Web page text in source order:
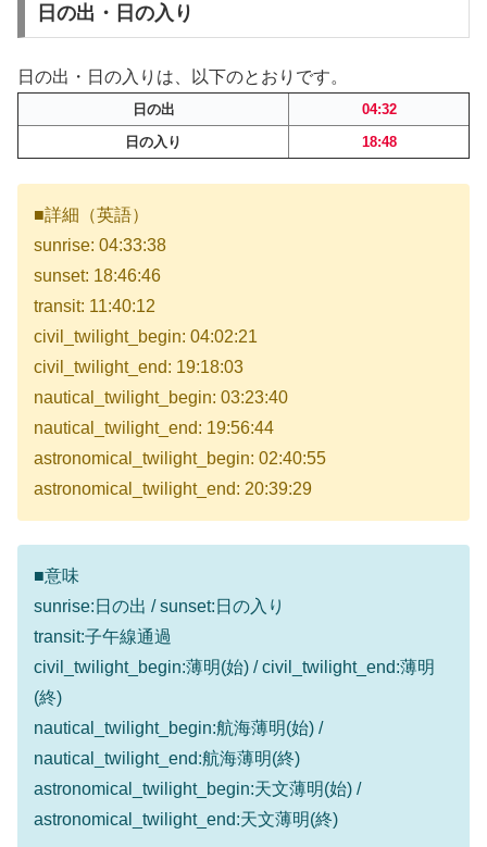
日の出・日の入り
日の出・日の入りは、以下のとおりです。
日の出
04:32
日の入り
18:48
■詳細（英語）
sunrise: 04:33:38
sunset: 18:46:46
transit: 11:40:12
civil_twilight_begin: 04:02:21
civil_twilight_end: 19:18:03
nautical_twilight_begin: 03:23:40
nautical_twilight_end: 19:56:44
astronomical_twilight_begin: 02:40:55
astronomical_twilight_end: 20:39:29
■意味
sunrise:日の出 / sunset:日の入り
transit:子午線通過
civil_twilight_begin:薄明(始) / civil_twilight_end:薄明
(終)
nautical_twilight_begin:航海薄明(始) /
nautical_twilight_end:航海薄明(終)
astronomical_twilight_begin:天文薄明(始) /
astronomical_twilight_end:天文薄明(終)